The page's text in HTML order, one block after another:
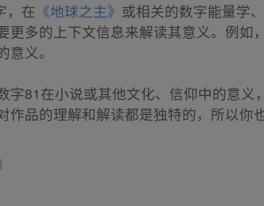
，在 《地球之主》 或相关的数字能量学
更多的上下文信息来解读其意义。例如
义。
字81在小说或其他文化、信仰中的意
作品的理解和解读都是独特的，所以